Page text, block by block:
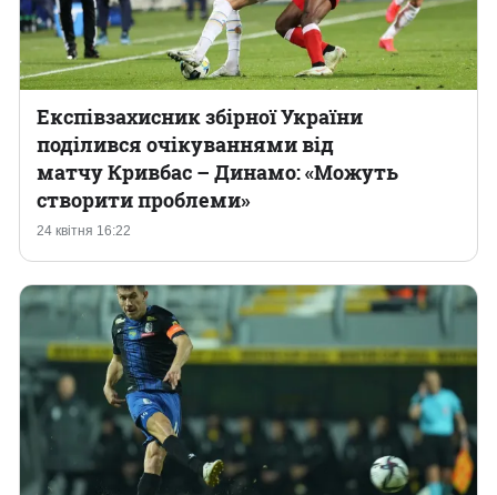
24 квітня 16:22
Експівзахисник збірної України
поділився очікуваннями від
матчу Кривбас – Динамо: «Можуть
створити проблеми»